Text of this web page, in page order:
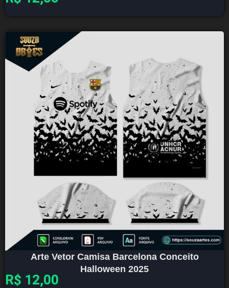
Arte Vetor Camisa Barcelona Conceito
Halloween 2025
R$ 12,00